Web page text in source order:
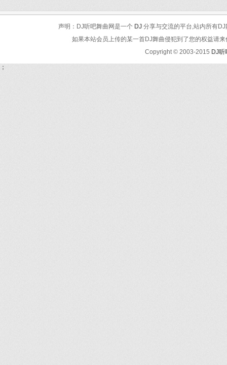
声明：DJ听吧舞曲网是一个 DJ 分享与交流的平台,站内所有
如果本站会员上传的某一首DJ舞曲侵犯到了您的权益请
Copyright © 2003-2015 DJ
；